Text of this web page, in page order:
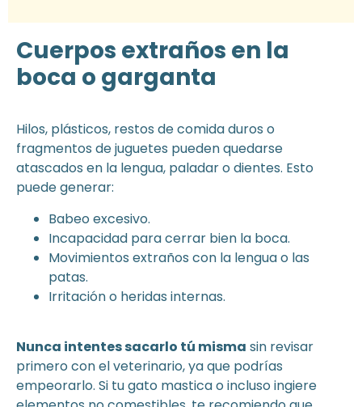
Cuerpos extraños en la
boca o garganta
Hilos, plásticos, restos de comida duros o
fragmentos de juguetes pueden quedarse
atascados en la lengua, paladar o dientes. Esto
puede generar:
Babeo excesivo.
Incapacidad para cerrar bien la boca.
Movimientos extraños con la lengua o las
patas.
Irritación o heridas internas.
Nunca intentes sacarlo tú misma sin revisar
primero con el veterinario, ya que podrías
empeorarlo. Si tu gato mastica o incluso ingiere